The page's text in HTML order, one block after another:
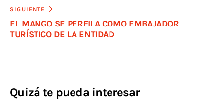
SIGUIENTE
EL MANGO SE PERFILA COMO EMBAJADOR
TURÍSTICO DE LA ENTIDAD
Quizá te pueda interesar